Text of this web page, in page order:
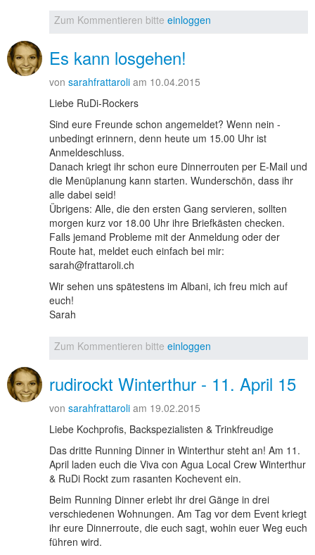
Zum Kommentieren bitte einloggen
Es kann losgehen!
von sarahfrattaroli am 10.04.2015
Liebe RuDi-Rockers
Sind eure Freunde schon angemeldet? Wenn nein -
unbedingt erinnern, denn heute um 15.00 Uhr ist
Anmeldeschluss.
Danach kriegt ihr schon eure Dinnerrouten per E-Mail und
die Menüplanung kann starten. Wunderschön, dass ihr
alle dabei seid!
Übrigens: Alle, die den ersten Gang servieren, sollten
morgen kurz vor 18.00 Uhr ihre Briefkästen checken.
Falls jemand Probleme mit der Anmeldung oder der
Route hat, meldet euch einfach bei mir:
sarah@frattaroli.ch
Wir sehen uns spätestens im Albani, ich freu mich auf
euch!
Sarah
Zum Kommentieren bitte einloggen
rudirockt Winterthur - 11. April 15
von sarahfrattaroli am 19.02.2015
Liebe Kochprofis, Backspezialisten & Trinkfreudige
Das dritte Running Dinner in Winterthur steht an! Am 11.
April laden euch die Viva con Agua Local Crew Winterthur
& RuDi Rockt zum rasanten Kochevent ein.
Beim Running Dinner erlebt ihr drei Gänge in drei
verschiedenen Wohnungen. Am Tag vor dem Event kriegt
ihr eure Dinnerroute, die euch sagt, wohin euer Weg euch
führen wird.